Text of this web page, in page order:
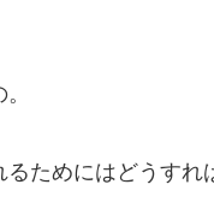
ためにはどうすれ